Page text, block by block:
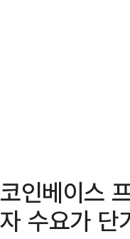
코인베이스
자 수요가 단